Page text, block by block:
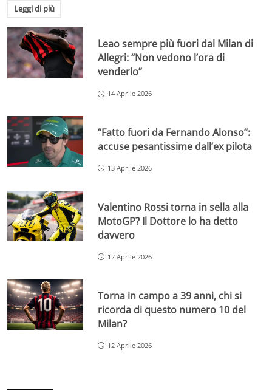
Leggi di più
Leao sempre più fuori dal Milan di
Allegri: “Non vedono l’ora di
venderlo”
14 Aprile 2026
“Fatto fuori da Fernando Alonso”:
accuse pesantissime dall’ex pilota
13 Aprile 2026
Valentino Rossi torna in sella alla
MotoGP? Il Dottore lo ha detto
davvero
12 Aprile 2026
Torna in campo a 39 anni, chi si
ricorda di questo numero 10 del
Milan?
12 Aprile 2026